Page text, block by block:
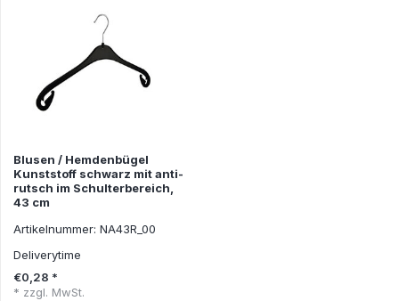
Blusen / Hemdenbügel
Kunststoff schwarz mit anti-
rutsch im Schulterbereich,
43 cm
Artikelnummer: NA43R_00
Deliverytime
€0,28 *
* zzgl. MwSt.